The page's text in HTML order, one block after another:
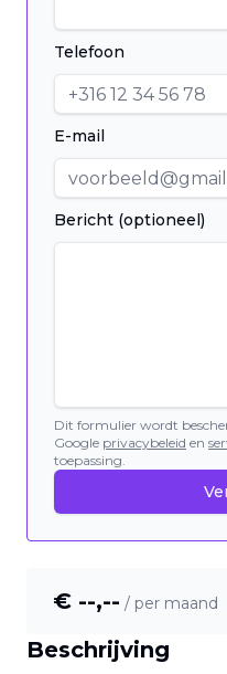
Beschrijving
Telefoon
E-mail
Bericht (optioneel)
Dit formulier wordt
Google privacybeleid en
toepassing.
€ --,-- / per maand